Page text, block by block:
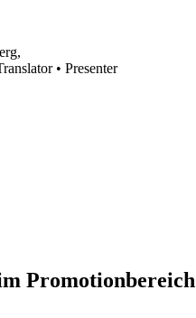
• Presenter
Promotionbereich